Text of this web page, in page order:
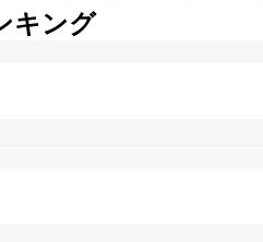
キング